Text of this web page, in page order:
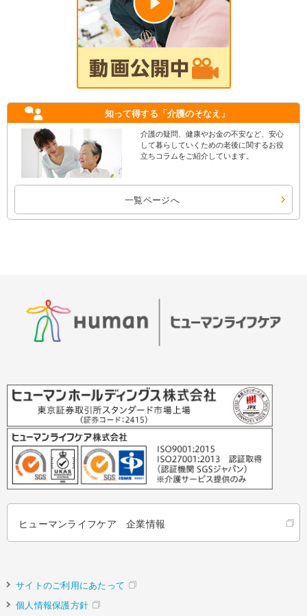
知って得する 「介護のそなえ」
介護の疑問、健康やお金の不安など、安心
して暮らしていくための老後に関するお役
立ちコラムをご紹介しています。
一覧ページへ
ヒューマンライフケア 企業情報
サイトのご利用にあたって
個人情報保護方針